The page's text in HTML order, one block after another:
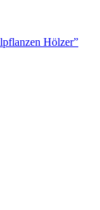
Hölzer”